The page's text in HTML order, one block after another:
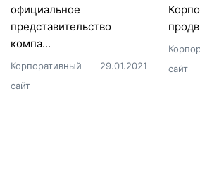
официальное
представительство
компа...
Корпоративный
сайт
29.01.2021
сайт